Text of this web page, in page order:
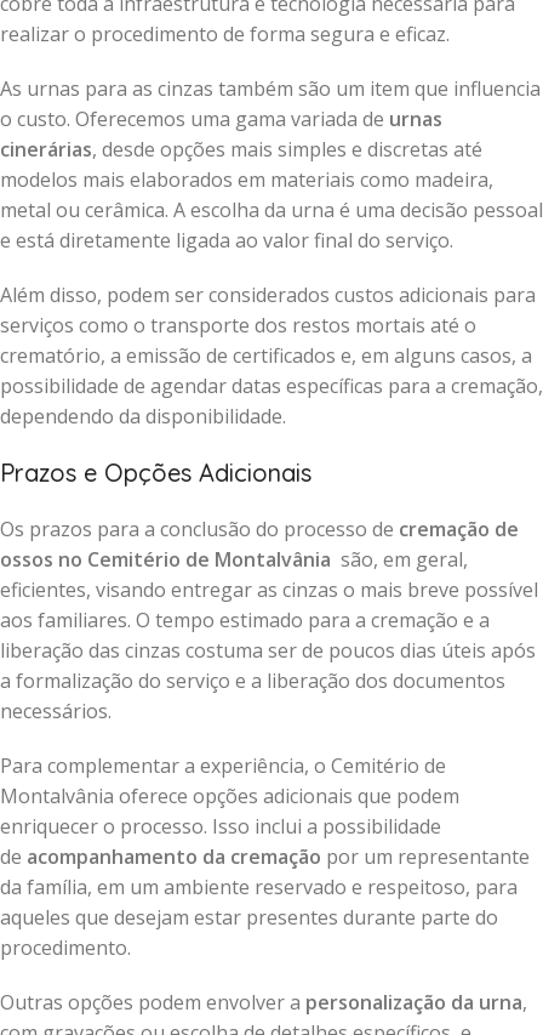
realizar o procedimento de forma segura e eficaz.
As urnas para as cinzas também são um item que influencia
o custo. Oferecemos uma gama variada de urnas
cinerárias, desde opções mais simples e discretas até
modelos mais elaborados em materiais como madeira,
metal ou cerâmica. A escolha da urna é uma decisão pessoal
e está diretamente ligada ao valor final do serviço.
Além disso, podem ser considerados custos adicionais para
serviços como o transporte dos restos mortais até o
crematório, a emissão de certificados e, em alguns casos, a
possibilidade de agendar datas específicas para a cremação,
dependendo da disponibilidade.
Prazos e Opções Adicionais
Os prazos para a conclusão do processo de cremação de
ossos no Cemitério de Montalvânia são, em geral,
eficientes, visando entregar as cinzas o mais breve possível
aos familiares. O tempo estimado para a cremação e a
liberação das cinzas costuma ser de poucos dias úteis após
a formalização do serviço e a liberação dos documentos
necessários.
Para complementar a experiência, o Cemitério de
Montalvânia oferece opções adicionais que podem
enriquecer o processo. Isso inclui a possibilidade
de acompanhamento da cremação por um representante
da família, em um ambiente reservado e respeitoso, para
aqueles que desejam estar presentes durante parte do
procedimento.
Outras opções podem envolver a personalização da urna,